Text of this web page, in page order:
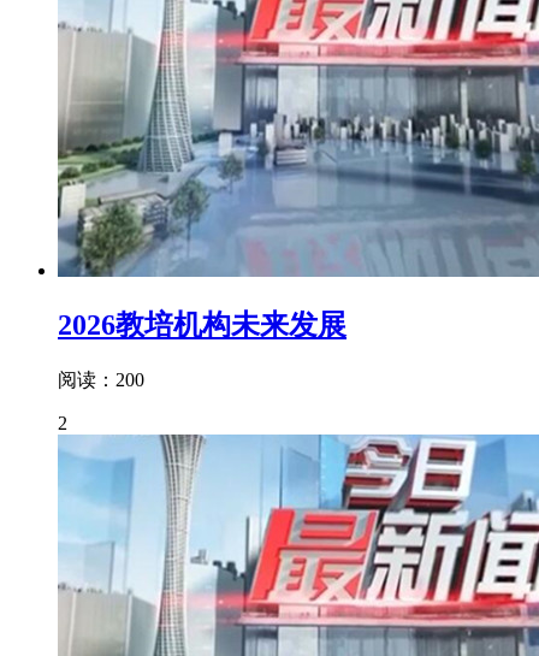
2026教培机构未来发展
阅读：200
2